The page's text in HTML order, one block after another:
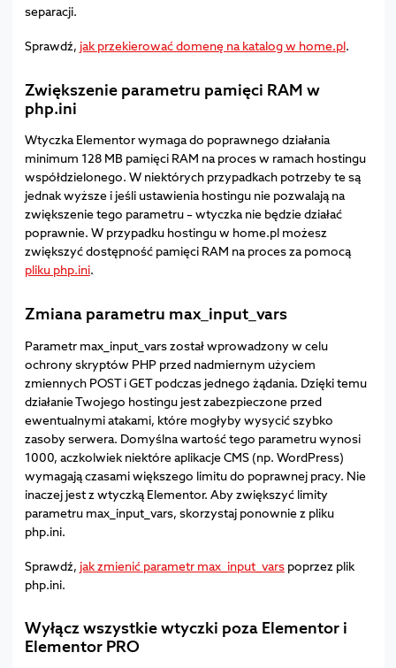
separacji.
Sprawdź, jak przekierować domenę na katalog w home.pl.
Zwiększenie parametru pamięci RAM w
php.ini
Wtyczka Elementor wymaga do poprawnego działania
minimum 128 MB pamięci RAM na proces w ramach hostingu
współdzielonego. W niektórych przypadkach potrzeby te są
jednak wyższe i jeśli ustawienia hostingu nie pozwalają na
zwiększenie tego parametru – wtyczka nie będzie działać
poprawnie. W przypadku hostingu w home.pl możesz
zwiększyć dostępność pamięci RAM na proces za pomocą
pliku php.ini.
Zmiana parametru max_input_vars
Parametr max_input_vars został wprowadzony w celu
ochrony skryptów PHP przed nadmiernym użyciem
zmiennych POST i GET podczas jednego żądania. Dzięki temu
działanie Twojego hostingu jest zabezpieczone przed
ewentualnymi atakami, które mogłyby wysycić szybko
zasoby serwera. Domyślna wartość tego parametru wynosi
1000, aczkolwiek niektóre aplikacje CMS (np. WordPress)
wymagają czasami większego limitu do poprawnej pracy. Nie
inaczej jest z wtyczką Elementor. Aby zwiększyć limity
parametru max_input_vars, skorzystaj ponownie z pliku
php.ini.
Sprawdź, jak zmienić parametr max_input_varspoprzez plik
php.ini.
Wyłącz wszystkie wtyczki poza Elementor i
Elementor PRO